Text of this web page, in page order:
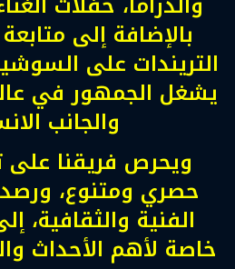
بالإضافة إلى
التريندات على
يشغل الجمهور في
والجانب
ويحرص فريقنا
حصري ومتنوع، ورصد
الفنية والثقافية،
خاصة لأهم الأحداث